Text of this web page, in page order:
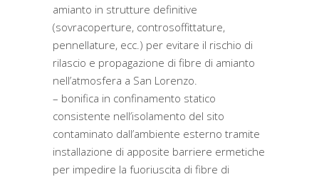
amianto in strutture definitive
(sovracoperture, controsoffittature,
pennellature, ecc.) per evitare il rischio di
rilascio e propagazione di fibre di amianto
nell’atmosfera a San Lorenzo.
– bonifica in confinamento statico
consistente nell’isolamento del sito
contaminato dall’ambiente esterno tramite
installazione di apposite barriere ermetiche
per impedire la fuoriuscita di fibre di